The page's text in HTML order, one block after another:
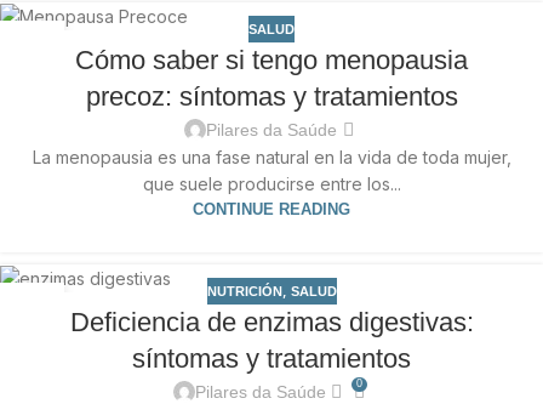
SALUD
Cómo saber si tengo menopausia
precoz: síntomas y tratamientos
Pilares da Saúde
La menopausia es una fase natural en la vida de toda mujer,
que suele producirse entre los...
CONTINUE READING
NUTRICIÓN, SALUD
Deficiencia de enzimas digestivas:
síntomas y tratamientos
Pilares da Saúde 0